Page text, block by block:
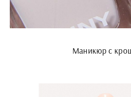
Маникюр с